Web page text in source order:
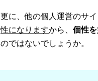
更に、他の個人運営のサ
性になりますから、 個性
のではないでしょうか。